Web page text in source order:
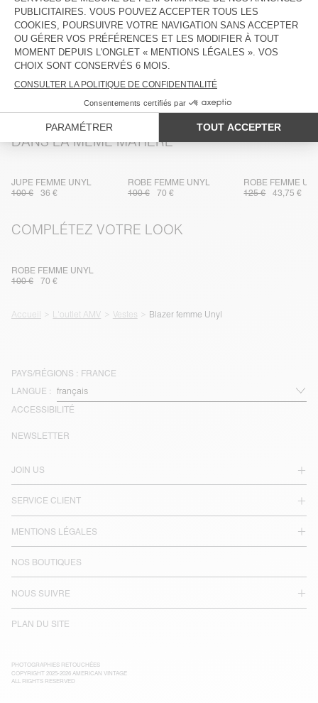
COMPOSITION
ENTRETIEN
TRAÇABILITÉ
LIVRAISON ET RETOURS
DANS LA MÊME MATIÈRE
JUPE FEMME UNYL
100 €
36 €
ROBE FEMME UNYL
100 €
70 €
ROBE FEMME
125 €
43,75 €
COMPLÉTEZ VOTRE LOOK
ROBE FEMME UNYL
100 €
70 €
Accueil L'outlet AMV Vestes Blazer femme Unyl
PAYS/RÉGIONS : FRANCE
LANGUE :
ACCESSIBILITÉ
JOIN US
SERVICE CLIENT
MENTIONS LÉGALES
NOS BOUTIQUES
NOUS SUIVRE
PLAN DU SITE
NEWSLETTER
PHOTOGRAPHIES RETOUCHÉES
COPYRIGHT 2025-2026 AMERICAN VINTAGE
ALL RIGHTS RESERVED